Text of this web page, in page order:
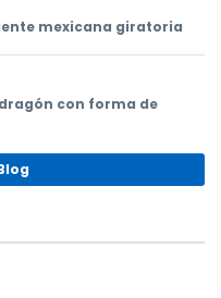
mexicana giratoria
con forma de